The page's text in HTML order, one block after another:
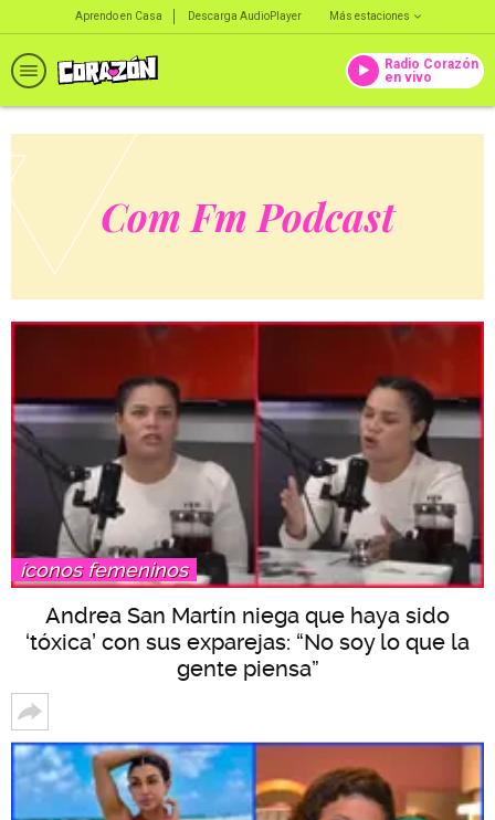
Aprendo en Casa Descarga AudioPlayer Más estaciones
Radio Corazón
en vivo
Com Fm Podcast
íconos femeninos
Andrea San Martín niega que haya sido
‘tóxica’ con sus exparejas: “No soy lo que la
gente piensa”